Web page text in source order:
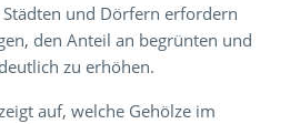
und Dörfern erfordern
den Anteil an begrünten und
zu erhöhen.
auf, welche Gehölze im